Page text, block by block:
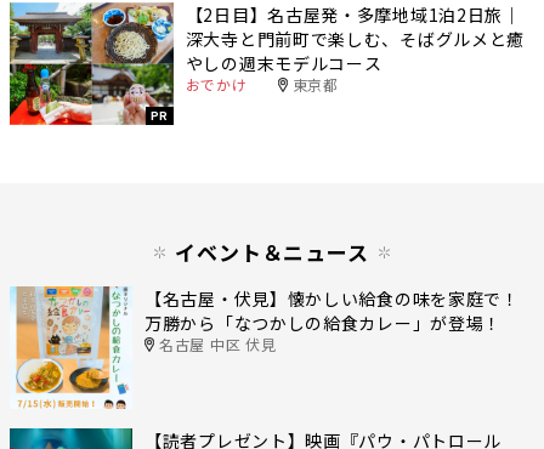
PR
【2日目】名古屋発・多摩地域1泊2日旅｜
深大寺と門前町で楽しむ、そばグルメと癒
やしの週末モデルコース
おでかけ 東京都
イベント＆ニュース
【名古屋・伏見】懐かしい給食の味を家庭で！
万勝から「なつかしの給食カレー」が登場！
名古屋 中区 伏見
【読者プレゼント】映画『パウ・パトロール